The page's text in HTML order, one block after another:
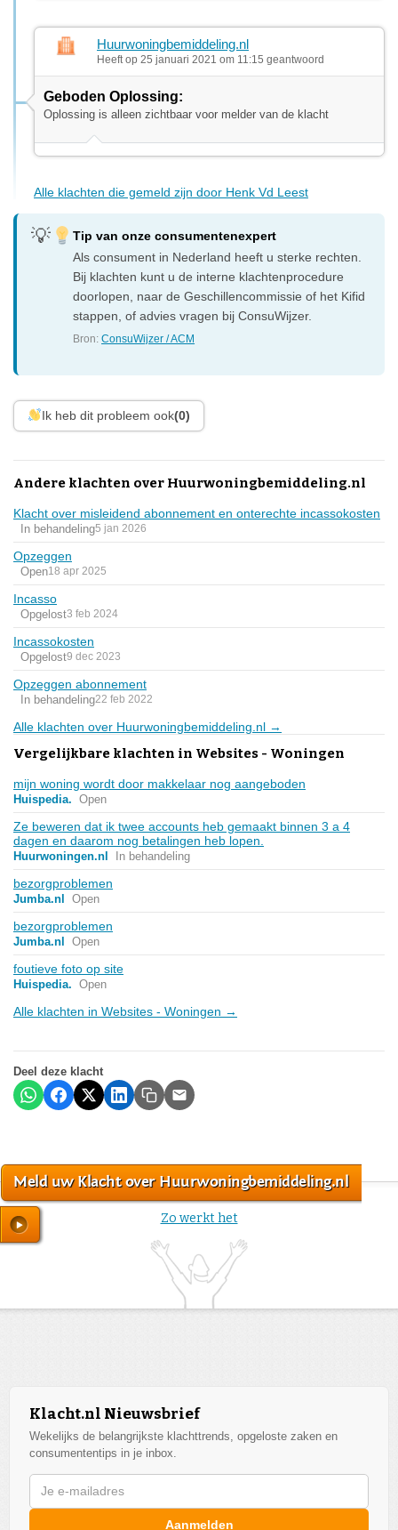
Huurwoningbemiddeling.nl
Heeft op 25 januari 2021 om 11:15 geantwoord
Geboden Oplossing:
Oplossing is alleen zichtbaar voor melder van de klacht
Alle klachten die gemeld zijn door Henk Vd Leest
Tip van onze consumentenexpert
Als consument in Nederland heeft u sterke rechten.
Bij klachten kunt u de interne klachtenprocedure
doorlopen, naar de Geschillencommissie of het Kifid
stappen, of advies vragen bij ConsuWijzer.
Bron:ConsuWijzer / ACM
Ik heb dit probleem ook(0)
Andere klachten over Huurwoningbemiddeling.nl
Klacht over misleidend abonnement en onterechte incassokosten
In behandeling5 jan 2026
Opzeggen
Open18 apr 2025
Incasso
Opgelost3 feb 2024
Incassokosten
Opgelost9 dec 2023
Opzeggen abonnement
In behandeling22 feb 2022
Alle klachten over Huurwoningbemiddeling.nl →
Vergelijkbare klachten in Websites - Woningen
mijn woning wordt door makkelaar nog aangeboden
Huispedia. Open
Ze beweren dat ik twee accounts heb gemaakt binnen 3 a 4
dagen en daarom nog betalingen heb lopen.
Huurwoningen.nl In behandeling
bezorgproblemen
Jumba.nl Open
bezorgproblemen
Jumba.nl Open
foutieve foto op site
Huispedia. Open
Alle klachten in Websites - Woningen →
Deel deze klacht
Meld uw Klacht over Huurwoningbemiddeling.nl
Zo werkt het
Klacht.nl Nieuwsbrief
Wekelijks de belangrijkste klachttrends, opgeloste zaken en
consumententips in je inbox.
Aanmelden